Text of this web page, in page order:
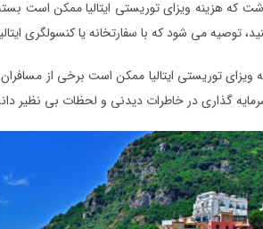
که هزینه ویزای توریستی ایتالیا ممکن است
توصیه می شود که با سفارتخانه یا کنسولگری
ویزای توریستی ایتالیا ممکن است برخی از
گذاری در خاطرات دیدنی و لحظات بی نظیر